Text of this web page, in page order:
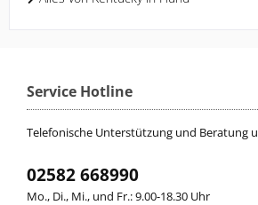
Service Hotline
Telefonische Unterstützung und Beratung
02582 668990
Mo., Di., Mi., und Fr.: 9.00-18.30 Uhr